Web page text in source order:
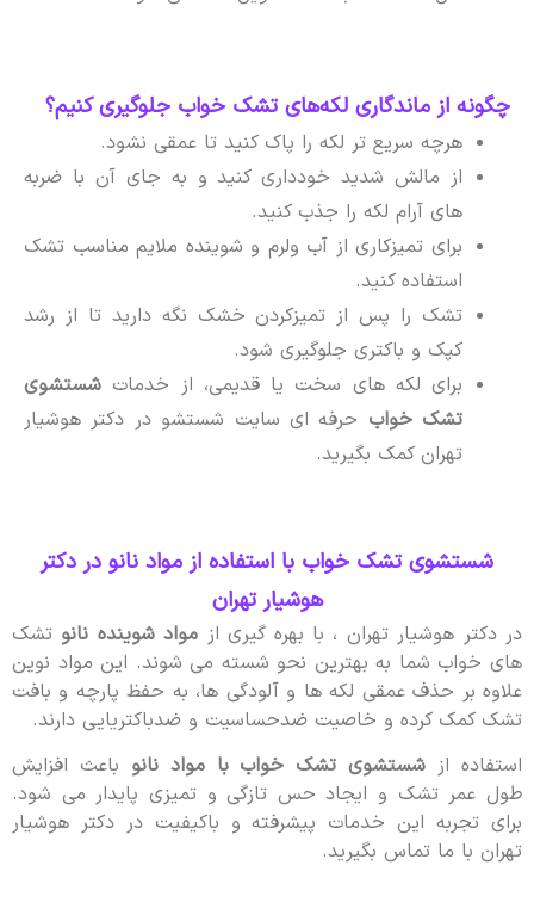
چگونه از ماندگاری لکه‌های تشک خواب جلوگیری کنیم؟
هرچه سریع تر لکه را پاک کنید تا عمقی نشود.
از مالش شدید خودداری کنید و به جای آن با ضربه
های آرام لکه را جذب کنید.
برای تمیزکاری از آب ولرم و شوینده ملایم مناسب تشک
استفاده کنید.
تشک را پس از تمیزکردن خشک نگه دارید تا از رشد
کپک و باکتری جلوگیری شود.
برای لکه های سخت یا قدیمی، از خدمات شستشوی
تشک خوابحرفه ای سایت شستشو در دکتر هوشیار
تهران کمک بگیرید.
شستشوی تشک خواب با استفاده از مواد نانو در دکتر
هوشیار تهران
در دکتر هوشیار تهران ، با بهره گیری از مواد شوینده نانوتشک
های خواب شما به بهترین نحو شسته می شوند. این مواد نوین
علاوه بر حذف عمقی لکه ها و آلودگی ها، به حفظ پارچه و بافت
تشک کمک کرده و خاصیت ضدحساسیت و ضدباکتریایی دارند.
استفاده از شستشوی تشک خواب با مواد نانوباعث افزایش
طول عمر تشک و ایجاد حس تازگی و تمیزی پایدار می شود.
برای تجربه این خدمات پیشرفته و باکیفیت در دکتر هوشیار
تهران با ما تماس بگیرید.